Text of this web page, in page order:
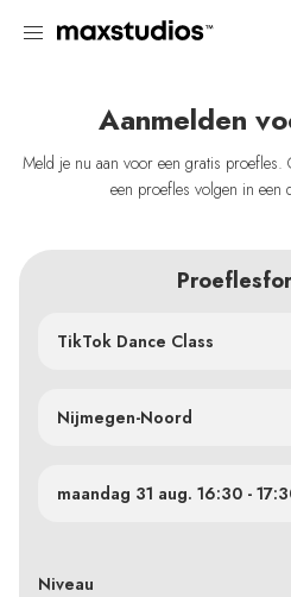
Aanmelden
Meld je nu aan voor een gratis
een proefles volgen in een
TikTok Dance Class
Nijmegen-Noord
Niveau